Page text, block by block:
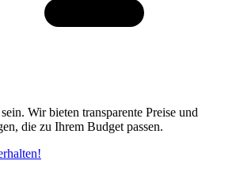
Wir bieten transparente Preise und
die zu Ihrem Budget passen.